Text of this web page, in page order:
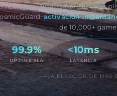
Europa y Norteamérica. Cada
activación
de 10,000+
99.9%
UPTIME SLA
<10ms
LATENCIA
LA ELECCIÓN DE MÁS